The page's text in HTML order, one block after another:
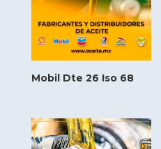
Mobil Dte 26 Iso 68